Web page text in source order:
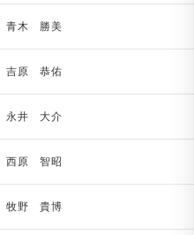
青木 勝美
吉原 恭佑
永井 大介
西原 智昭
牧野 貴博